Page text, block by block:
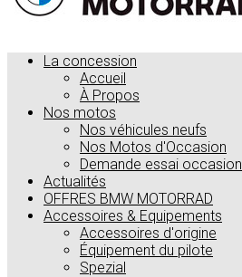
La concession
Accueil
À Propos
Nos motos
Nos véhicules neufs
Nos Motos d'Occasion
Demande essai occasion
Actualités
OFFRES BMW MOTORRAD
Accessoires & Equipements
Accessoires d'origine
Équipement du pilote
Spezial